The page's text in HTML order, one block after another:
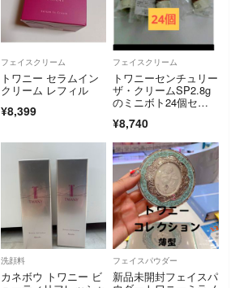
フェイスクリーム
トワニー セラムイン
クリーム レフィル
¥8,399
フェイスクリーム
トワニーセンチュリー
ザ・クリームSP2.8g
のミニボト24個セッ
¥8,740
洗顔料
カネボウ トワニー ビ
フェイスパウダー
新品未開封フェイスパ